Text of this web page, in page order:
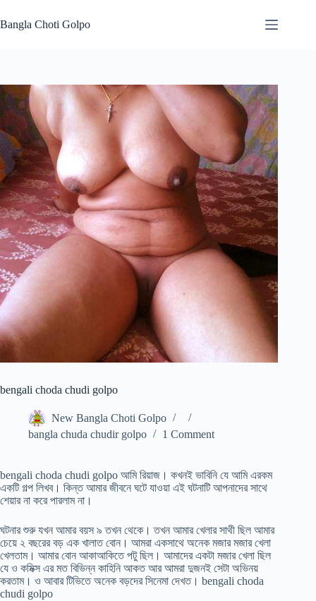
to
content
Bangla Choti Golpo
bengali choda chudi golpo
New Bangla Choti Golpo
bangla chuda chudir golpo
1 Comment
bengali choda chudi golpo আমি রিয়াজ। কখনই ভাবিনি যে আমি এরকম
একটি গল্প লিখব। কিন্ত আমার জীবনে ঘটে যাওয়া এই ঘটনাটি আপনাদের সাথে
শেয়ার না করে পারলাম না।
ঘটনার শুরু যখন আমার বয়স ৯ তখন থেকে। তখন আমার খেলার সাথী ছিল আমার
চেয়ে ২ বছরের বড় এক খালাত বোন। আমরা একসাথে অনেক মজার মজার খেলা
খেলতাম। আমার বোন আকাআকিতে পটু ছিল। আমাদের একটা মজার খেলা ছিল
যে ও কমিক্স এর মত বিভিন্ন কাহিনি আকত আর আমরা দুজনই সেটা অভিনয়
করতাম। ও আবার টিভিতে অনেক বড়দের সিনেমা দেখত। bengali choda
chudi golpo